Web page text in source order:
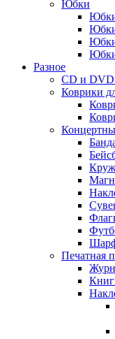
Юбки
Разное
CD и DVD
Коврики
Печатная